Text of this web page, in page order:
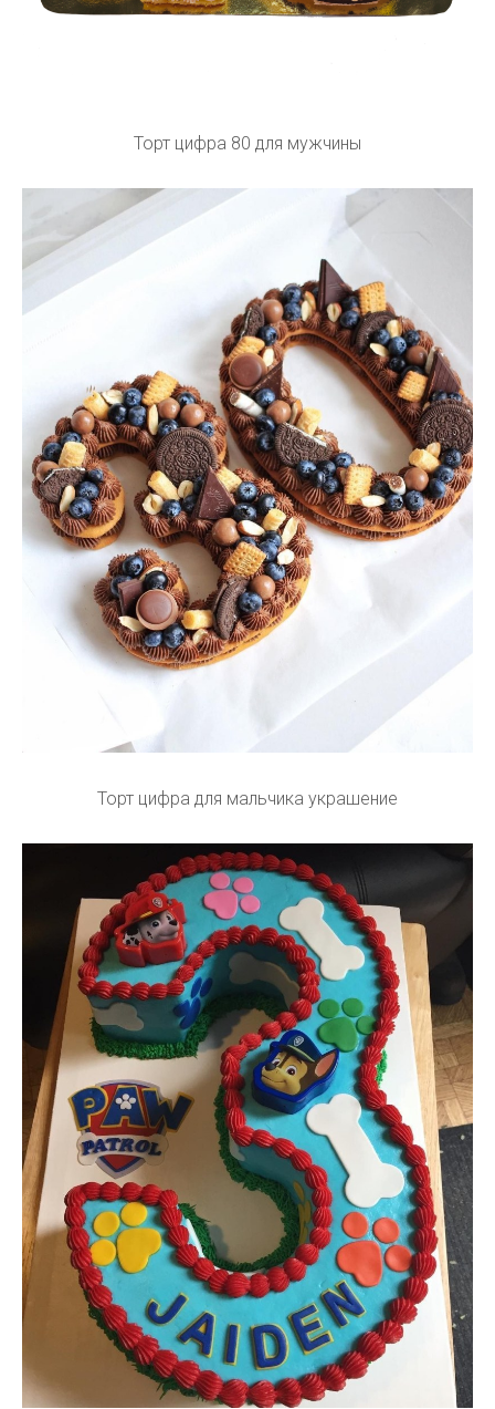
Торт цифра 80 для мужчины
Торт цифра для мальчика украшение